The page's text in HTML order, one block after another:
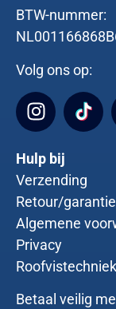
BTW-nummer:
Volg ons op:
Hulp bij
Verzending
Retour/garantie
Algemene
Privacy
Roofvistechniek
Betaal veilig